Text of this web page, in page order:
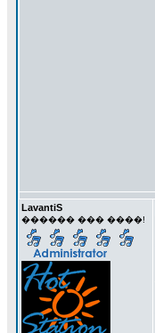
LavantiS
������ ��� ����!